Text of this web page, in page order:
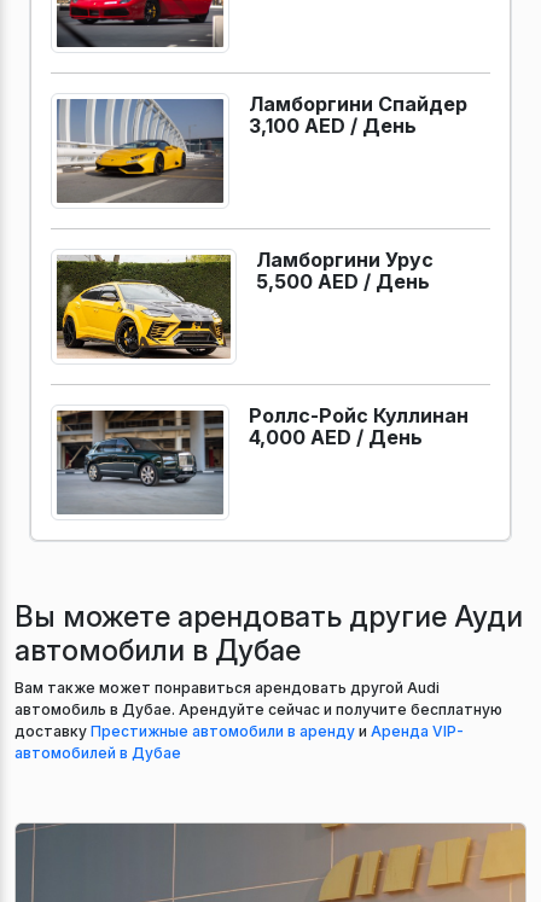
Ламборгини Спайдер
3,100 AED / День
Ламборгини Урус
5,500 AED / День
Роллс-Ройс Куллинан
4,000 AED / День
Вы можете арендовать другие Ауди
автомобили в Дубае
Вам также может понравиться арендовать другой Audi
автомобиль в Дубае. Арендуйте сейчас и получите бесплатную
доставку Престижные автомобили в аренду и Аренда VIP-
автомобилей в Дубае